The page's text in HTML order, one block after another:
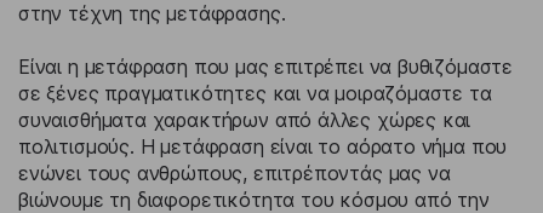
στην τέχνη της μετάφρασης.
Είναι η μετάφραση που μας επιτρέπει να βυθιζόμαστε
σε ξένες πραγματικότητες και να μοιραζόμαστε τα
συναισθήματα χαρακτήρων από άλλες χώρες και
πολιτισμούς. Η μετάφραση είναι το αόρατο νήμα που
ενώνει τους ανθρώπους, επιτρέποντάς μας να
βιώνουμε τη διαφορετικότητα του κόσμου από την